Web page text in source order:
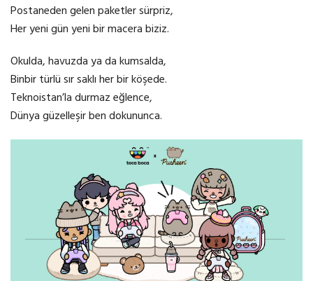
Postaneden gelen paketler sürpriz,
Her yeni gün yeni bir macera biziz.
Okulda, havuzda ya da kumsalda,
Binbir türlü sır saklı her bir köşede.
Teknoistan’la durmaz eğlence,
Dünya güzelleşir ben dokununca.